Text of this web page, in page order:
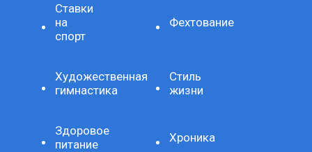
Ставки
на
спорт
Фехтование
Художественная
гимнастика
Стиль
жизни
Здоровое
питание
Хроника